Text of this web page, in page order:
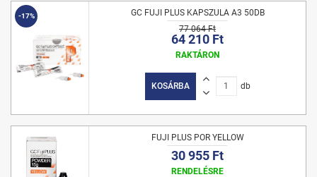
-17%
GC FUJI PLUS KAPSZULA A3 50DB
77 064 Ft
64 210 Ft
RAKTÁRON
KOSÁRBA db
FUJI PLUS POR YELLOW
30 955 Ft
RENDELÉSRE